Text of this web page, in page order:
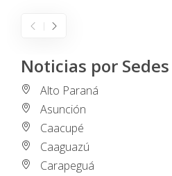
Noticias por Sedes
Alto Paraná
Asunción
Caacupé
Caaguazú
Carapeguá